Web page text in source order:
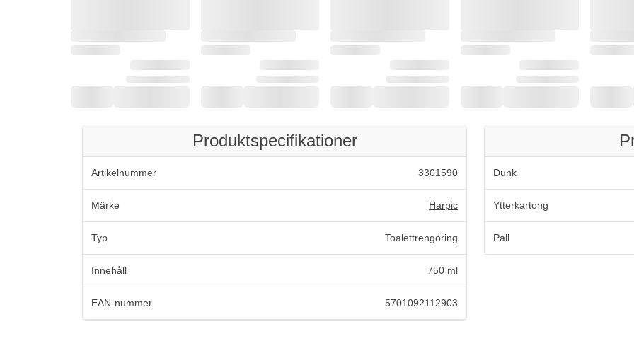
Produktspecifikationer
Artikelnummer 3301590
Märke Harpic
Typ Toalettrengöring
Innehåll 750 ml
EAN-nummer 5701092112903
Dunk
Ytterkartong
Pall